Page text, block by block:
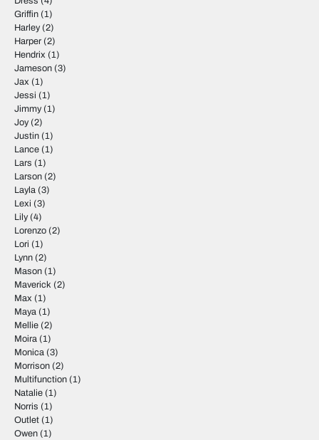
Griffin (1)
Harley(2)
Harper (2)
Hendrix (1)
Jameson (3)
Jax (1)
Jessi (1)
Jimmy(1)
Joy(2)
Justin (1)
Lance (1)
Lars (1)
Larson (2)
Layla (3)
Lexi (3)
Lily(4)
Lorenzo (2)
Lori (1)
Lynn (2)
Mason (1)
Maverick (2)
Max (1)
Maya (1)
Mellie (2)
Moira (1)
Monica (3)
Morrison (2)
Multifunction (1)
Natalie (1)
Norris (1)
Outlet (1)
Owen (1)